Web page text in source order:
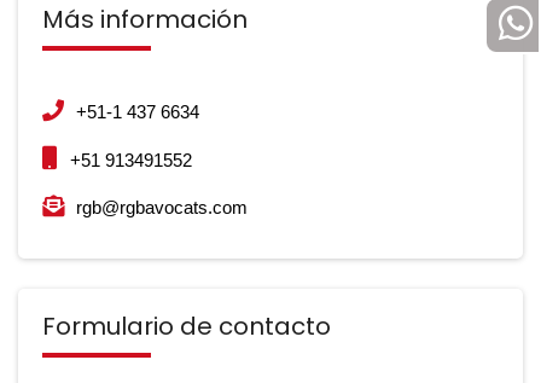
Más información
+51-1 437 6634
+51 913491552
rgb@rgbavocats.com
Formulario de contacto